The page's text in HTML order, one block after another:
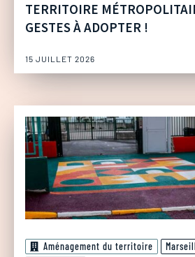
TERRITOIRE
GESTES À ADOPTER !
15 JUILLET 2026
Aménagement du territoire